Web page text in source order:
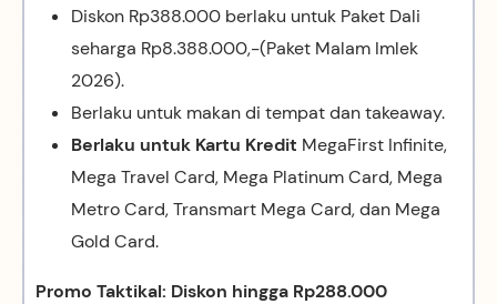
Diskon Rp388.000 berlaku untuk Paket Dali
seharga Rp8.388.000,-(Paket Malam Imlek
2026).
Berlaku untuk makan di tempat dan takeaway.
Berlaku untuk Kartu Kredit MegaFirst Infinite,
Mega Travel Card, Mega Platinum Card, Mega
Metro Card, Transmart Mega Card, dan Mega
Gold Card.
Promo Taktikal: Diskon hingga Rp288.000